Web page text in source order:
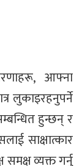
आफ्ना
लुकाइरहनुपर्ने
हुन्छन् र
साक्षात्कार
व्यक्त गर्नु